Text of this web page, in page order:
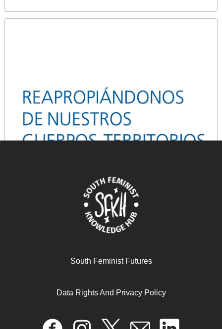
Reapropiándonos de nuestros cuerpos-territorios
South Feminist Futures
Data Rights And Privacy Policy